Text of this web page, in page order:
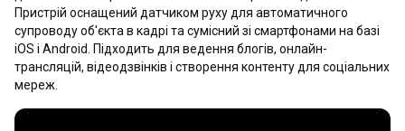
Пристрій оснащений датчиком руху для автоматичного
супроводу об'єкта в кадрі та сумісний зі смартфонами на базі
iOS і Android. Підходить для ведення блогів, онлайн-
трансляцій, відеодзвінків і створення контенту для соціальних
мереж.